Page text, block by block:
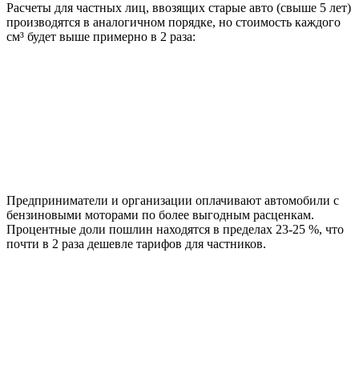
Расчеты для частных лиц, ввозящих старые авто (свыше 5 лет)
производятся в аналогичном порядке, но стоимость каждого
см³ будет выше примерно в 2 раза:
Предприниматели и организации оплачивают автомобили с
бензиновыми моторами по более выгодным расценкам.
Процентные доли пошлин находятся в пределах 23-25 %, что
почти в 2 раза дешевле тарифов для частников.